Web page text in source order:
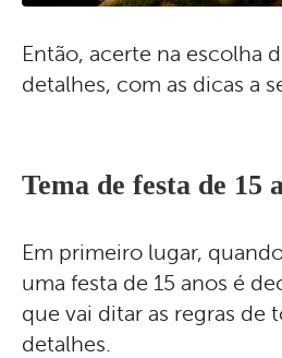
Então, acerte na escolha
detalhes, com as dicas a
Tema de festa de 15
Em primeiro lugar,
uma festa de 15 anos é
que vai ditar as regras de
detalhes.